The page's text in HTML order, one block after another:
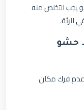
يجب التخلص منه
الرئة.
حشو
فرك مكان